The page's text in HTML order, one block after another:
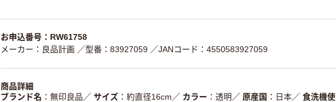
お申込番号：RW61758
メーカー：良品計画 ／型番：83927059 ／JANコード：4550583927059
商品詳細
ブランド名
無印良品 ／ サイズ 約直径16cm ／ カラー 透明 ／ 原産国 日本／ 食洗機使